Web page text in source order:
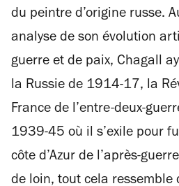
du peintre d’origine russe.
analyse de son évolution
guerre et de paix, Chagall
la Russie de 1914-17, la
France de l’entre-deux-
1939-45 où il s’exile pour
côte d’Azur de l’après-
de loin, tout cela ressemble